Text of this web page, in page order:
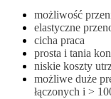
możliwość
elastyczne
cicha praca
prosta i tania
niskie koszty
możliwe duże
łączonych i >